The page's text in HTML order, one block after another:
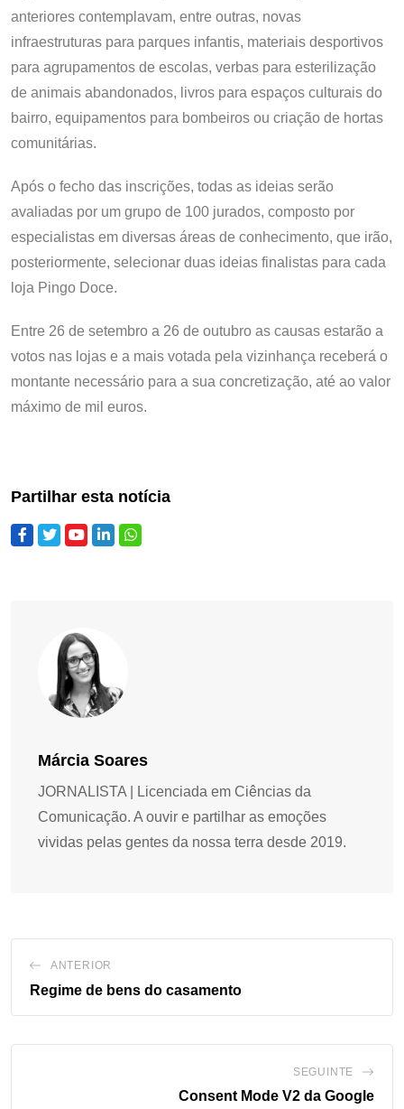
anteriores contemplavam, entre outras, novas
infraestruturas para parques infantis, materiais desportivos
para agrupamentos de escolas, verbas para esterilização
de animais abandonados, livros para espaços culturais do
bairro, equipamentos para bombeiros ou criação de hortas
comunitárias.
Após o fecho das inscrições, todas as ideias serão
avaliadas por um grupo de 100 jurados, composto por
especialistas em diversas áreas de conhecimento, que irão,
posteriormente, selecionar duas ideias finalistas para cada
loja Pingo Doce.
Entre 26 de setembro a 26 de outubro as causas estarão a
votos nas lojas e a mais votada pela vizinhança receberá o
montante necessário para a sua concretização, até ao valor
máximo de mil euros.
Partilhar esta notícia
Márcia Soares
JORNALISTA | Licenciada em Ciências da
Comunicação. A ouvir e partilhar as emoções
vividas pelas gentes da nossa terra desde 2019.
ANTERIOR
Regime de bens do casamento
SEGUINTE
Consent Mode V2 da Google